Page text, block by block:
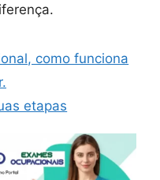
como funciona
etapas